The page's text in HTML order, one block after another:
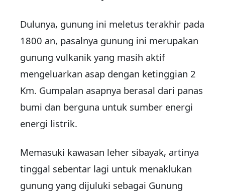
Dulunya, gunung ini meletus terakhir pada
1800 an, pasalnya gunung ini merupakan
gunung vulkanik yang masih aktif
mengeluarkan asap dengan ketinggian 2
Km. Gumpalan asapnya berasal dari panas
bumi dan berguna untuk sumber energi
energi listrik.
Memasuki kawasan leher sibayak, artinya
tinggal sebentar lagi untuk menaklukan
gunung yang dijuluki sebagai Gunung